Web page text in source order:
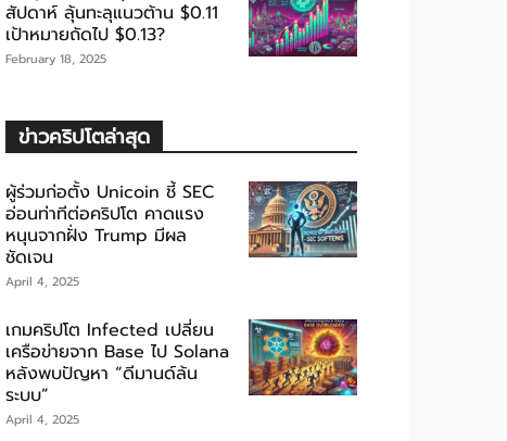
สัปดาห์ ลุ้นทะลุแนวต้าน $0.11
เป้าหมายถัดไป $0.13?
February 18, 2025
ข่าวคริปโตล่าสุด
ผู้ร่วมก่อตั้ง Unicoin ชี้ SEC
อ่อนท่าทีต่อคริปโต คาดแรง
หนุนจากฝั่ง Trump มีผล
ชัดเจน
April 4, 2025
เกมคริปโต Infected เปลี่ยน
เครือข่ายจาก Base ไป Solana
หลังพบปัญหา “ดีมานด์ล้น
ระบบ”
April 4, 2025